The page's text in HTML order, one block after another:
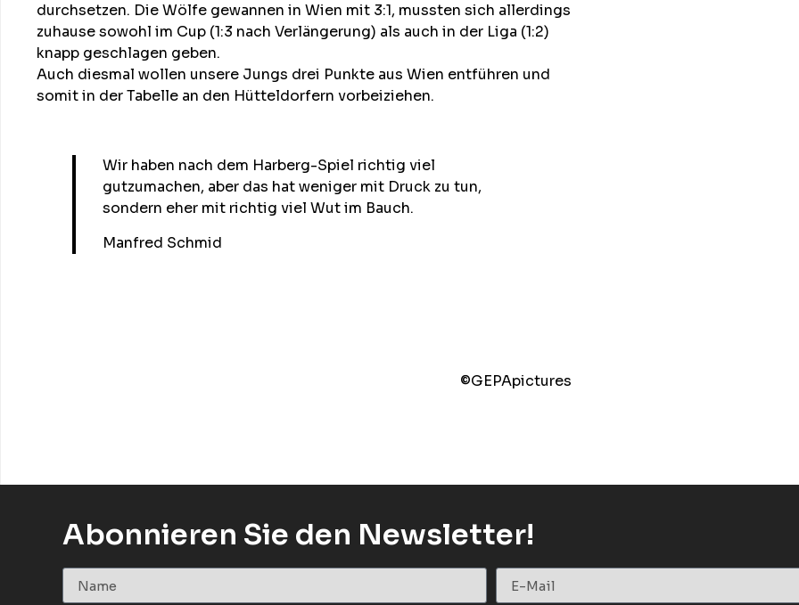
durchsetzen. Die Wölfe gewannen in Wien mit 3:1, mussten sich allerdings
zuhause sowohl im Cup (1:3 nach Verlängerung) als auch in der Liga (1:2)
knapp geschlagen geben.
Auch diesmal wollen unsere Jungs drei Punkte aus Wien entführen und
somit in der Tabelle an den Hütteldorfern vorbeiziehen.
Wir haben nach dem Harberg-Spiel richtig viel
gutzumachen, aber das hat weniger mit Druck zu tun,
sondern eher mit richtig viel Wut im Bauch.
Manfred Schmid
©️GEPApictures
Abonnieren Sie den Newsletter!